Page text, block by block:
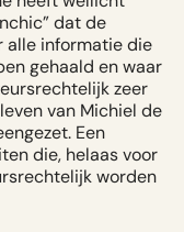
dat de
alle informatie die
gehaald en waar
zeer
van Michiel de
Een
die, helaas voor
worden